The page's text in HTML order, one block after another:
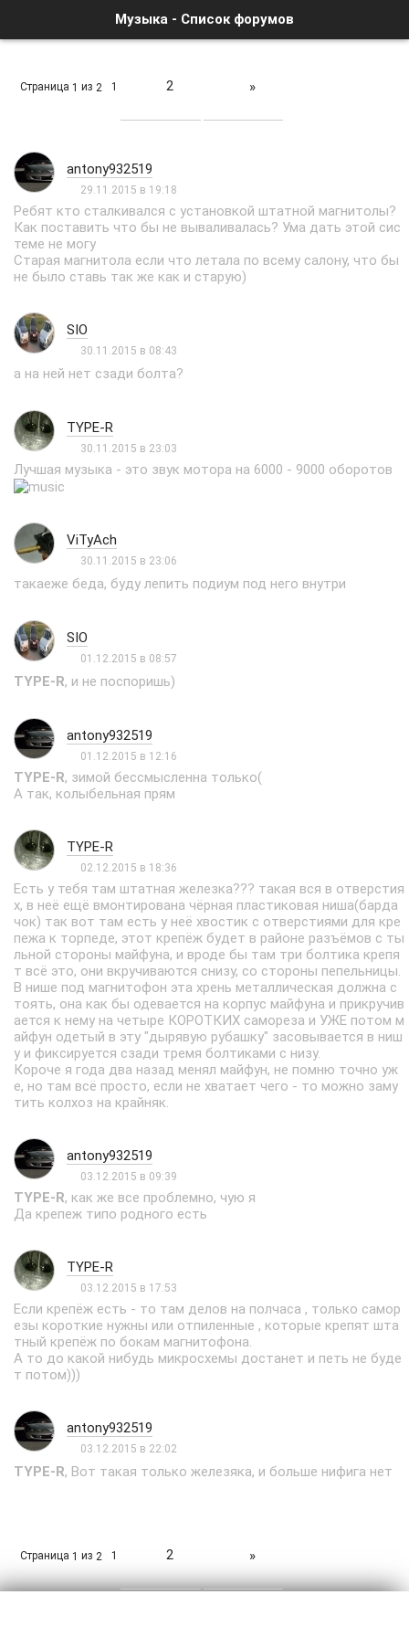
Музыка - Список форумов
Страница 1 из 2 1 2 »
antony932519
29.11.2015 в 19:18
Ребят кто сталкивался с установкой штатной магнитолы?
Как поставить что бы не вываливалась? Ума дать этой сис
теме не могу
Старая магнитола если что летала по всему салону, что бы
не было ставь так же как и старую)
SIO
30.11.2015 в 08:43
а на ней нет сзади болта?
TYPE-R
30.11.2015 в 23:03
Лучшая музыка - это звук мотора на 6000 - 9000 оборотов
ViTyAch
30.11.2015 в 23:06
такаеже беда, буду лепить подиум под него внутри
SIO
01.12.2015 в 08:57
TYPE-R, и не поспоришь)
antony932519
01.12.2015 в 12:16
TYPE-R, зимой бессмысленна только(
А так, колыбельная прям
TYPE-R
02.12.2015 в 18:36
Есть у тебя там штатная железка??? такая вся в отверстия
х, в неё ещё вмонтирована чёрная пластиковая ниша(барда
чок) так вот там есть у неё хвостик с отверстиями для кре
пежа к торпеде, этот крепёж будет в районе разъёмов с ты
льной стороны майфуна, и вроде бы там три болтика крепя
т всё это, они вкручиваются снизу, со стороны пепельницы.
В нише под магнитофон эта хрень металлическая должна с
тоять, она как бы одевается на корпус майфуна и прикручив
ается к нему на четыре КОРОТКИХ самореза и УЖЕ потом м
айфун одетый в эту "дырявую рубашку" засовывается в ниш
у и фиксируется сзади тремя болтиками с низу.
Короче я года два назад менял майфун, не помню точно уж
е, но там всё просто, если не хватает чего - то можно заму
тить колхоз на крайняк.
antony932519
03.12.2015 в 09:39
TYPE-R, как же все проблемно, чую я
Да крепеж типо родного есть
TYPE-R
03.12.2015 в 17:53
Если крепёж есть - то там делов на полчаса , только самор
езы короткие нужны или отпиленные , которые крепят шта
тный крепёж по бокам магнитофона.
А то до какой нибудь микросхемы достанет и петь не буде
т потом)))
antony932519
03.12.2015 в 22:02
TYPE-R, Вот такая только железяка, и больше нифига нет
Страница 1 из 2 1 2 »